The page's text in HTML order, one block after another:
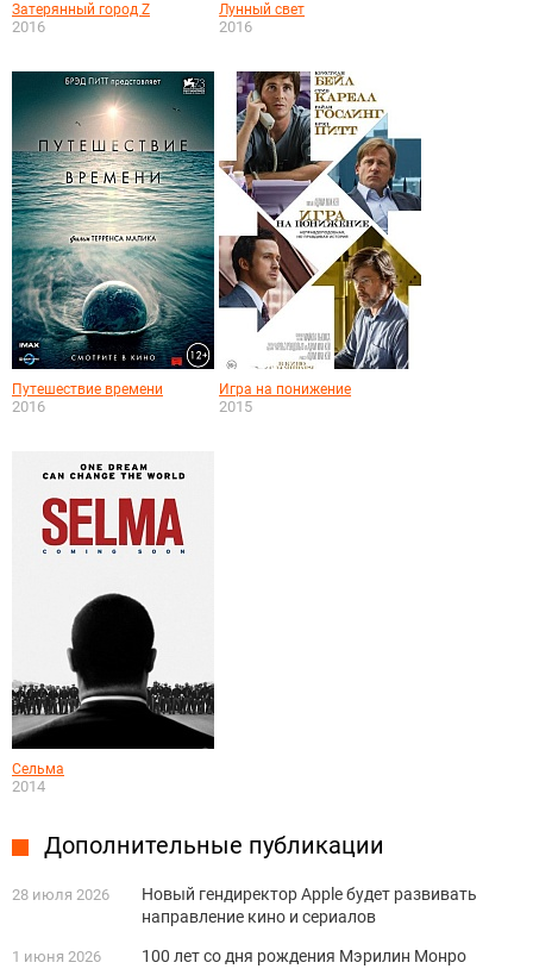
Затерянный город Z
2016
Лунный свет
2016
Путешествие времени
2016
Игра на понижение
2015
Сельма
2014
Дополнительные публикации
28 июля 2026
Новый гендиректор Apple будет развивать
направление кино и сериалов
1 июня 2026 100 лет со дня рождения Мэрилин Монро